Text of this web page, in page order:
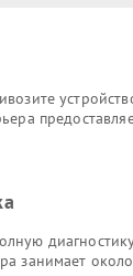
занимает